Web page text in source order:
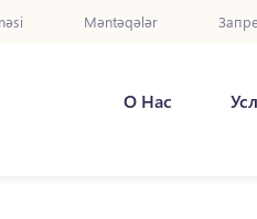
Məntəqələr
О Нас